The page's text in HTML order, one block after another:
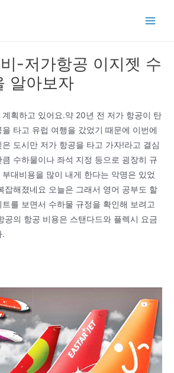
-저가항공 이지젯 수
알아보자
계획하고 있어요.약 20년 전 저가 항공이 탄
타고 유럽 여행을 갔었기 때문에 이번에
도시만 저가 항공을 타고 가자!라고 결심
수하물이나 좌석 지정 등으로 굉장히 규
대비용을 많이 내게 한다는 악명은 있었
잡해졌네요 오늘은 그래서 영어 공부도 할
를 보면서 수하물 규정을 확인해 보려고
공의 항공 비용은 스탠다드와 플렉시 요금
.